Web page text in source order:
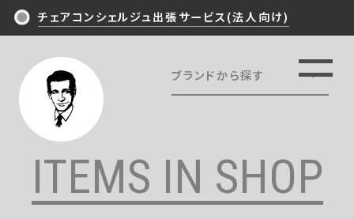
TOP
NEWS/ARTICLES
PHILOSOPHY
チェアコンシェルジュ出張サービス(法人向け)
ブランドから探す
HermanMiller
OKAMURA
ITEMS IN SHOP